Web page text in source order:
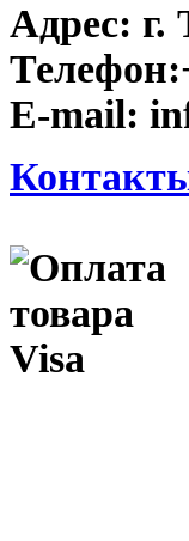
Адрес: г.
Телефон:
E-mail: